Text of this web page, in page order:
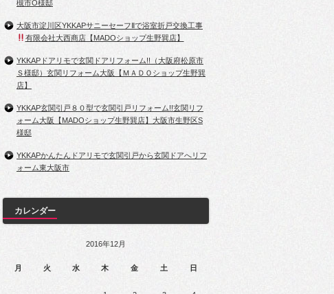
槻市O様邸
大阪市淀川区YKKAPサニーセーフⅡで浴室折戸交換工事
有限会社大西商店【MADOショップ生野巽店】
YKKAPドアリモで玄関ドアリフォーム!!（大阪府松原市
Ｓ様邸）玄関リフォーム大阪【ＭＡＤＯショップ生野巽
店】
YKKAP玄関引戸８０型で玄関引戸リフォーム!!玄関リフ
ォーム大阪【MADOショップ生野巽店】大阪市生野区S
様邸
YKKAPかんたんドアリモで玄関引戸から玄関ドアへリフ
ォーム東大阪市
カレンダー
2016年12月
月 火 水 木 金 土 日